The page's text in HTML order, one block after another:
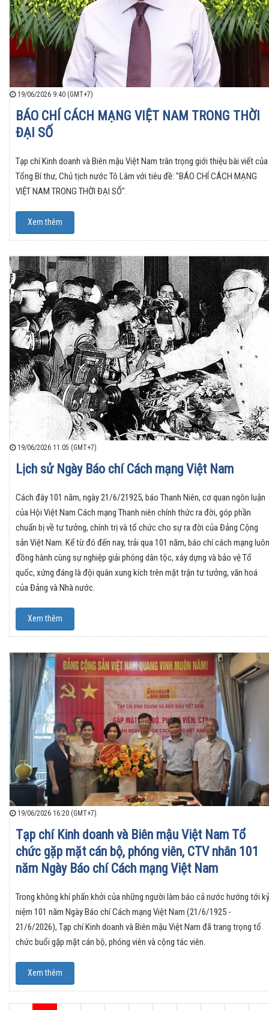
19/06/2026 9:40 (GMT+7)
BÁO CHÍ CÁCH MẠNG VIỆT NAM TRONG THỜI
ĐẠI SỐ
Tạp chí Kinh doanh và Biên mậu Việt Nam trân trọng giới thiệu bài viết của
Tổng Bí thư, Chủ tịch nước Tô Lâm với tiêu đề: "BÁO CHÍ CÁCH MẠNG
VIỆT NAM TRONG THỜI ĐẠI SỐ".
Xem thêm
19/06/2026 11:05 (GMT+7)
Lịch sử Ngày Báo chí Cách mạng Việt Nam
Cách đây 101 năm, ngày 21/6/21925, báo Thanh Niên, cơ quan ngôn luận
của Hội Việt Nam Cách mạng Thanh niên chính thức ra đời, góp phần
chuẩn bị về tư tưởng, chính trị và tổ chức cho sự ra đời của Đảng Cộng
sản Việt Nam. Kể từ đó đến nay, trải qua 101 năm, báo chí cách mạng luôn
đồng hành cùng sự nghiệp giải phóng dân tộc, xây dựng và bảo vệ Tổ
quốc, xứng đáng là đội quân xung kích trên mặt trận tư tưởng, văn hoá
của Đảng và Nhà nước.
Xem thêm
19/06/2026 16:20 (GMT+7)
Tạp chí Kinh doanh và Biên mậu Việt Nam Tổ
chức gặp mặt cán bộ, phóng viên, CTV nhân 101
năm Ngày Báo chí Cách mạng Việt Nam
Trong không khí phấn khởi của những người làm báo cả nước hướng tới kỷ
niệm 101 năm Ngày Báo chí Cách mạng Việt Nam (21/6/1925 -
21/6/2026), Tạp chí Kinh doanh và Biên mậu Việt Nam đã trang trọng tổ
chức buổi gặp mặt cán bộ, phóng viên và cộng tác viên.
Xem thêm